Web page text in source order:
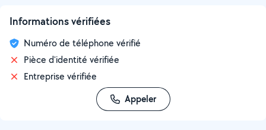
Informations vérifiées
Numéro de téléphone vérifié
Pièce d'identité vérifiée
Entreprise vérifiée
Appeler